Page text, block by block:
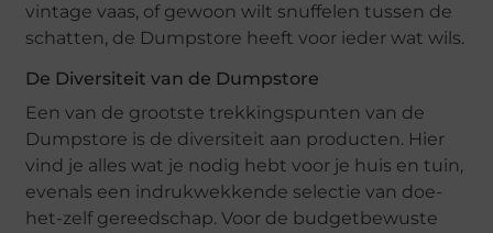
vintage vaas, of gewoon wilt snuffelen tussen de
schatten, de Dumpstore heeft voor ieder wat wils.
De Diversiteit van de Dumpstore
Een van de grootste trekkingspunten van de
Dumpstore is de diversiteit aan producten. Hier
vind je alles wat je nodig hebt voor je huis en tuin,
evenals een indrukwekkende selectie van doe-
het-zelf gereedschap. Voor de budgetbewuste